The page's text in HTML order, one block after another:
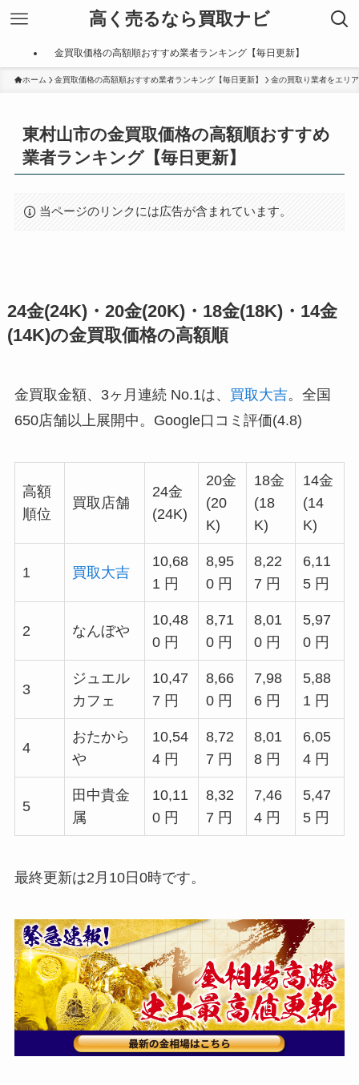
高く売るなら買取ナビ
金買取価格の高額順おすすめ業者ランキング【毎日更新】
ホーム 金買取価格の高額順おすすめ業者ランキング【毎日更新】 金の買取り業者をエリ
東村山市の金買取価格の高額順おすすめ
業者ランキング【毎日更新】
当ページのリンクには広告が含まれています。
24金(24K)・20金(20K)・18金(18K)・14金
(14K)の金買取価格の高額順
金買取金額、3ヶ月連続 No.1は、 買取大吉。全国
650店舗以上展開中。Google口コミ評価(4.8)
高額
順位
買取店舗
24金
(24K)
20金
(20
K)
18金
(18
K)
14金
(14
K)
1 買取大吉
10,68
1 円
8,95
0 円
8,22
7 円
6,11
5 円
2 なんぼや
10,48
0 円
8,71
0 円
8,01
0 円
5,97
0 円
3
ジュエル
カフェ
10,47
7 円
8,66
0 円
7,98
6 円
5,88
1 円
4
おたから
や
10,54
4 円
8,72
7 円
8,01
8 円
6,05
4 円
5
田中貴金
属
10,11
0 円
8,32
7 円
7,46
4 円
5,47
5 円
最終更新は2月10日0時です。